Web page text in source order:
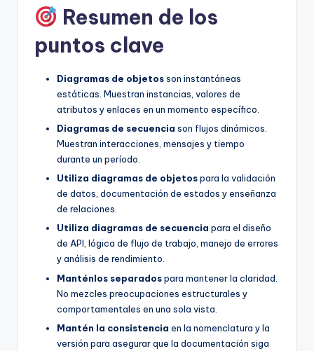
Resumen de los
puntos clave
Diagramas de objetosson instantáneas
estáticas. Muestran instancias, valores de
atributos y enlaces en un momento específico.
Diagramas de secuencia son flujos dinámicos.
Muestran interacciones, mensajes y tiempo
durante un período.
Utiliza diagramas de objetospara la validación
de datos, documentación de estados y enseñanza
de relaciones.
Utiliza diagramas de secuencia para el diseño
de API, lógica de flujo de trabajo, manejo de errores
y análisis de rendimiento.
Manténlos separadospara mantener la claridad.
No mezcles preocupaciones estructurales y
comportamentales en una sola vista.
Mantén la consistencia en la nomenclatura y la
versión para asegurar que la documentación siga